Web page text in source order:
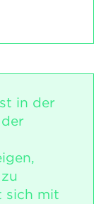
in der
sich mit